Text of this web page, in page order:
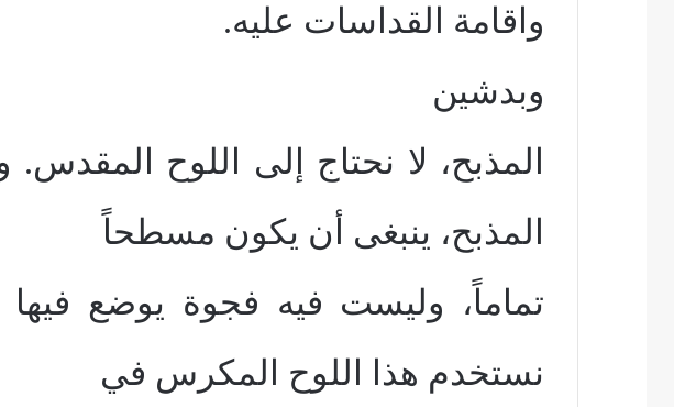
واقامة القداسات عليه.
وبدشين
المذبح، لا نحتاج إلى اللوح
المذبح، ينبغى أن يكون مسطحاً
تماماً، وليست فيه فجوة يوضع فيها
نستخدم هذا اللوح المكرس في